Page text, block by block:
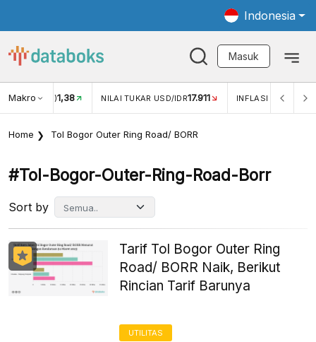
Indonesia
Masuk
Makro
USD/IDR 17.911 INFLASI YOY (JUL)2,88% INFLASI MOM (JUL)-
Home Tol Bogor Outer Ring Road/ BORR
#tol-Bogor-Outer-Ring-Road-Borr
Sort by
Tarif Tol Bogor Outer Ring
Road/ BORR Naik, Berikut
Rincian Tarif Barunya
UTILITAS